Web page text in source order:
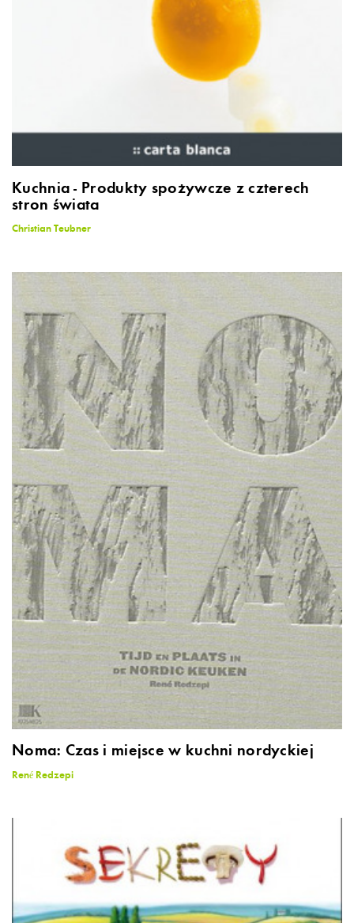
Kuchnia - Produkty spożywcze z czterech
stron świata
Christian Teubner
Noma: Czas i miejsce w kuchni nordyckiej
René Redzepi